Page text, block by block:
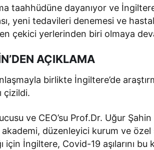
taahhüdüne dayanıyor ve
yeni tedavileri denemesi ve
çekici yerlerinden biri olmaya
AÇIKLAMA
birlikte İngiltere’de
çizildi.
ve CEO’su Prof.Dr. Uğur
akademi, düzenleyici kurum ve
için İngiltere, Covid-19 aşılarını